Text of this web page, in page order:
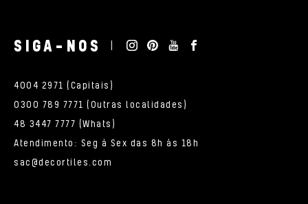
SIGA-NOS
4004 2971 (Capitais)
0300 789 7771 (Outras localidades)
48 3447 7777 (Whats)
Atendimento: Seg à Sex das 8h às 18h
sac@decortiles.com